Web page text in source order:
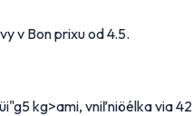
v Bon prixu od 4.5.
kg>ami, vniľniöélka via